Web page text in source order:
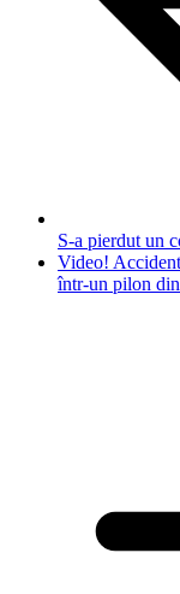
S-a pierdut un
Video!
într-un pilon